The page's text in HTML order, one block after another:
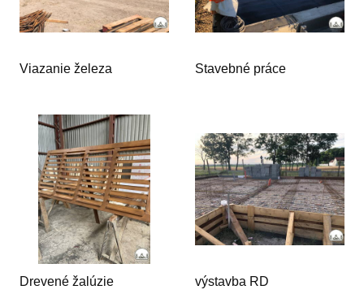
Viazanie železa Stavebné práce
Drevené žalúzie výstavba RD